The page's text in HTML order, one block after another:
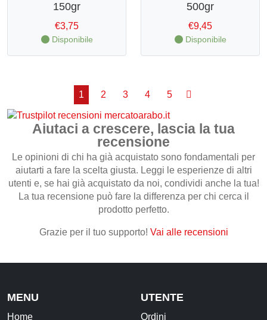
150gr
€3,75
Disponibile
500gr
€9,45
Disponibile
1 2 3 4 5
Aiutaci a crescere, lascia la tua
recensione
Le opinioni di chi ha già acquistato sono fondamentali per
aiutarti a fare la scelta giusta. Leggi le esperienze di altri
utenti e, se hai già acquistato da noi, condividi anche la tua!
La tua recensione può fare la differenza per chi cerca il
prodotto perfetto.
Grazie per il tuo supporto! Vai alle recensioni
MENU
Home
UTENTE
Ordini